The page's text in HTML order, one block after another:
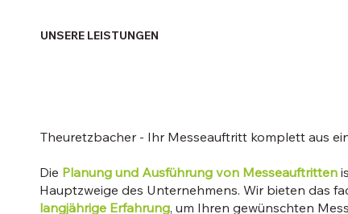
UNSERE LEISTUNGEN
Theuretzbacher - Ihr Messeauftritt komplett aus
Die Planung und Ausführung von Messeauftritten
Hauptzweige des Unternehmens. Wir bieten das
langjährige Erfahrung, um Ihren gewünschten